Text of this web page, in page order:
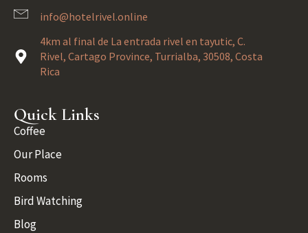
info@hotelrivel.online
4km al final de La entrada rivel en tayutic, C.
Rivel, Cartago Province, Turrialba, 30508, Costa
Rica
Quick Links
Coffee
Our Place
Rooms
Bird Watching
Blog